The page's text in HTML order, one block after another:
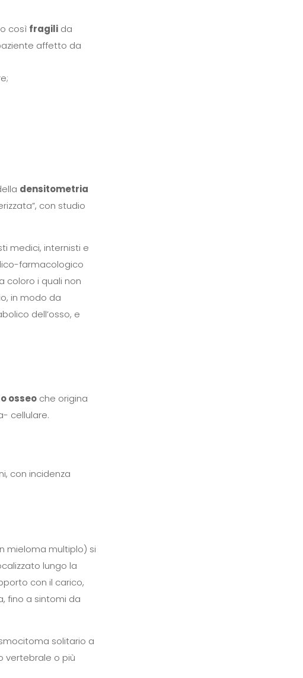
così fragili da
affetto da
densitometria
con studio
medici, internisti e
farmacologico
coloro i quali non
in modo da
dell’osso, e
osseo che origina
cellulare.
con incidenza
mieloma multiplo) si
lungo la
con il carico,
fino a sintomi da
solitario a
vertebrale o più